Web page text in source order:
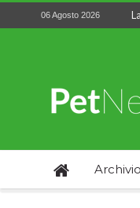
06 Agosto 2026
Archivio